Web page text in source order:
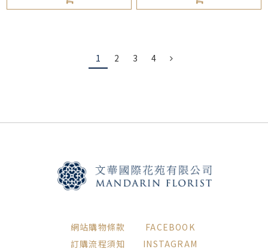
1 2 3 4
網站購物條款
訂購流程須知
FACEBOOK
INSTAGRAM